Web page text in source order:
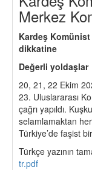
Merkez
Kardeş
dikkatine
Değerli yoldaşlar
20, 21, 22 Ekim
23. Uluslararası
çağrı yapıldı.
selamlamaktan
Türkiye’de faşist
Türkçe yazının
tr.pdf